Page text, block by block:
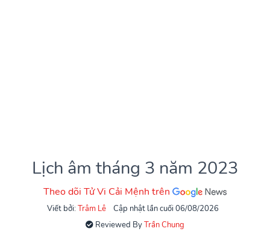
Lịch âm tháng 3 năm 2023
Theo dõi Tử Vi Cải Mệnh trên
Viết bởi: Trâm Lê
Cập nhật lần cuối 06/08/2026
Reviewed ByTrần Chung